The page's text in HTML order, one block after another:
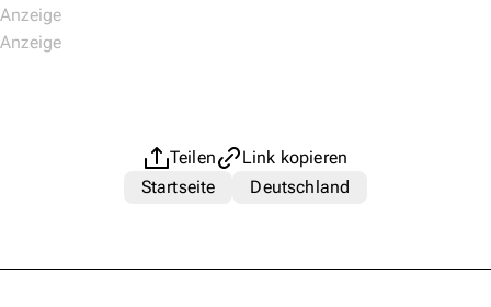
Teilen
Link kopieren
Startseite
Deutschland